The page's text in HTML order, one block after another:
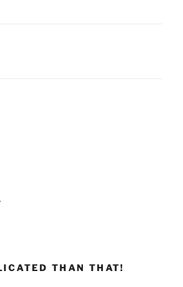
THAN THAT!